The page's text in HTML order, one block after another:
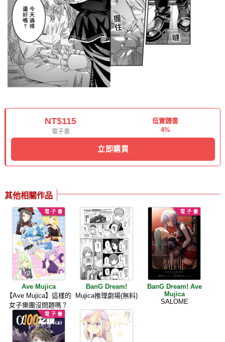
NT$115
電子書
低實體書
4%
立即購買
其他相關作品
Ave Mujica
【Ave Mujica】這樣的
女子樂團沒問題嗎？
BanG Dream!
Mujica推理劇場(無料)
BanG Dream! Ave
Mujica
SALOME